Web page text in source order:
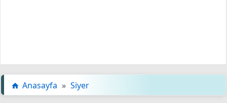
Anasayfa » Siyer